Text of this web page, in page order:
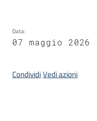
Progetti
Data:
07 maggio 2026
CondividiVedi azioni